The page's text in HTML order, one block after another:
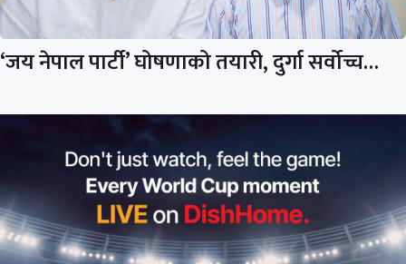
‘जय नेपाल पार्टी’ घोषणाको तयारी, दुर्गा सर्वोच्च…